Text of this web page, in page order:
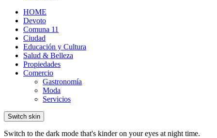
HOME
Devoto
Comuna 11
Ciudad
Educación y Cultura
Salud & Belleza
Propiedades
Comercio
Gastronomía
Moda
Servicios
Switch skin
Switch to the dark mode that's kinder on your eyes at night time.